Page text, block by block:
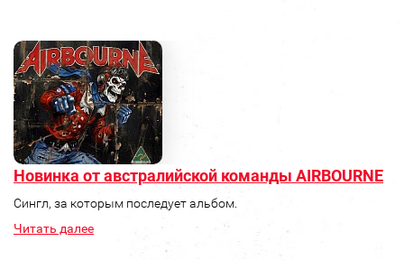
Новинка от австралийской команды AIRBOURNE
Сингл, за которым последует альбом.
Читать далее